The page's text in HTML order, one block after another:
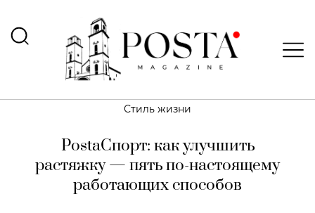
Стиль жизни
PostaСпорт: как улучшить
растяжку — пять по-настоящему
работающих способов